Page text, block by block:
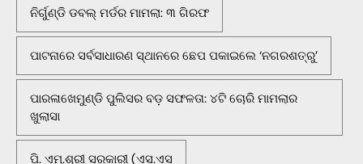
ନିର୍ଗୁଣ୍ଡି ଡବଲ୍ ମର୍ଡର ମାମଲା: ୩ ଗିରଫ
ପାଟନାରେ ସର୍ବସାଧାରଣ ସ୍ଥାନରେ ଛେପ ପକାଇଲେ ‘ନଗରଶତ୍ରୁ’
ପାରଳାଖେମୁଣ୍ଡି ପୁଲିସର ବଡ଼ ସଫଳତା: ୪ଟି ଚୋରି ମାମଲାର
ଖୁଲାସା
ପି. ଏମ୍.ଶ୍ରୀ ସରକାରୀ (ଏସ.ଏସ